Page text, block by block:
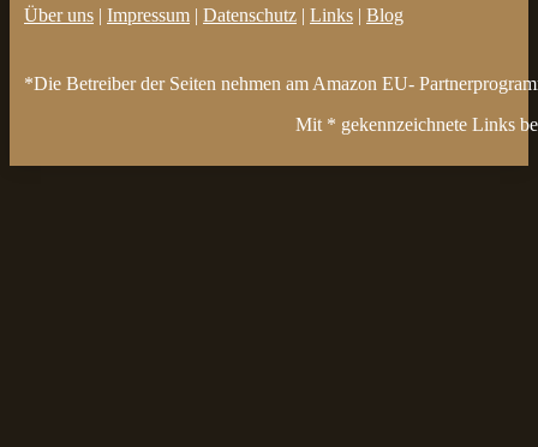
Über uns | Impressum | Datenschutz | Links | Blog
*Die Betreiber der Seiten nehmen am Amazon EU-
Mit * gekennzeichnete Links